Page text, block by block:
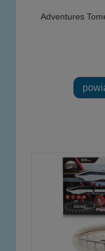
Adventures